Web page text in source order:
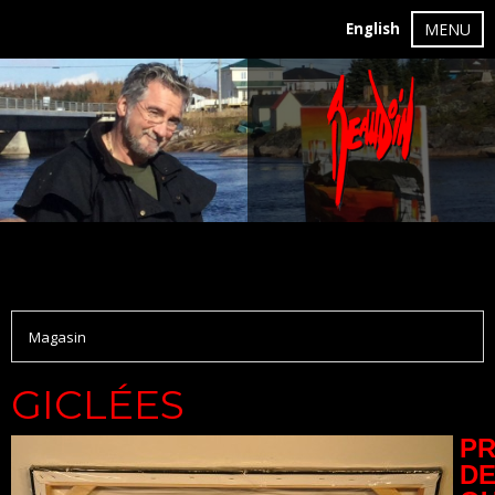
English MENU
Magasin
GICLÉES
DE